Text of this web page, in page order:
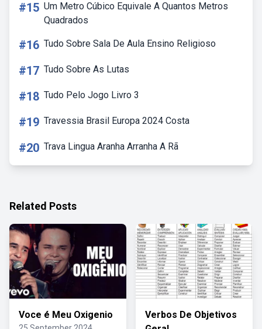
#15 Um Metro Cúbico Equivale A Quantos Metros
Quadrados
#16 Tudo Sobre Sala De Aula Ensino Religioso
#17 Tudo Sobre As Lutas
#18 Tudo Pelo Jogo Livro 3
#19 Travessia Brasil Europa 2024 Costa
#20 Trava Lingua Aranha Arranha A Rã
Related Posts
Voce é Meu Oxigenio
Verbos De Objetivos